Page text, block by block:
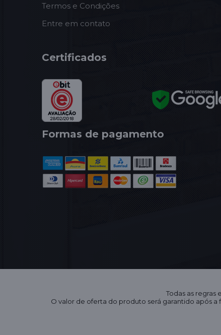
Termos e Condições
Entre em contato
Certificados
Formas de pagamento
Todas as
O valor de oferta do produto será garantido após